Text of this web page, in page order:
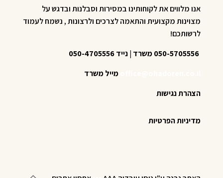
אנו מלווים את לקוחותינו במסירות וסבלנות ובדגש על
מצוינות מקצועית והתאמה לצרכים ולרצונות , נשמח לעמוד
לרשותכם!
מייל משרד
הצהרת נגישות
מדיניות הפרטיות